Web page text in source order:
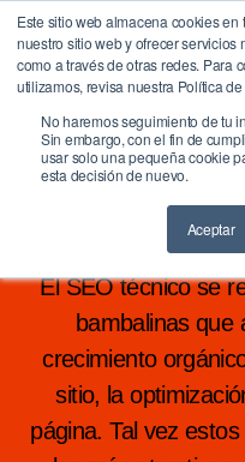
Este sitio web almacena cookies
nuestro sitio web y ofrecer
como a través de otras redes. Para
utilizamos, revisa nuestra Política
No haremos seguimiento de tu
Sin embargo, con el fin de
usar solo una pequeña cookie
esta decisión de nuevo.
Aceptar
El SEO técnico se
bambalinas que
crecimiento
sitio, la
página. Tal vez